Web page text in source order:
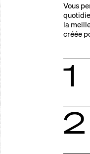
Vous
la
créée
1
2